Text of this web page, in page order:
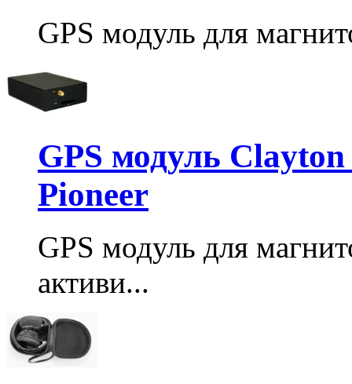
GPS модуль для
GPS модуль
Pioneer
GPS модуль для
активи...